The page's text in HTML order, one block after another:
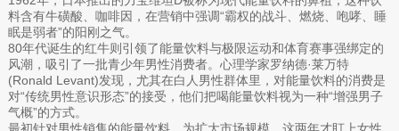
料含有牛磺酸、咖啡因，在营销中强调“霸权的战斗、燃烧、咆哮、睡
眠是弱者”的阳刚之气。
80年代诞生的红牛则引领了能量饮料与极限运动和体育赛事强绑定的
风潮，吸引了一批青少年男性消费者。心理学家罗纳德·莱万特
(Ronald Levant)发现，尤其在白人男性群体里，对能量饮料的消费是
对“传统男性意识形态”的接受，他们把喝能量饮料视为一种“增强男子
气概”的方式。